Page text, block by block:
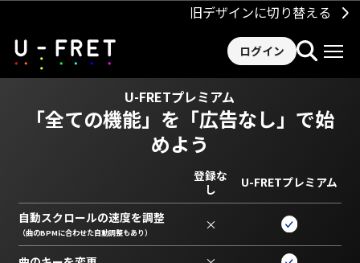
旧デザインに切り替える
ログイン
U-FRETプレミアム
「全ての機能」を 「広告なし」で始
めよう
登録な
し
U-FRETプレミアム
自動スクロールの速度を調整
（曲のBPMに合わせた自動調整もあり） ×